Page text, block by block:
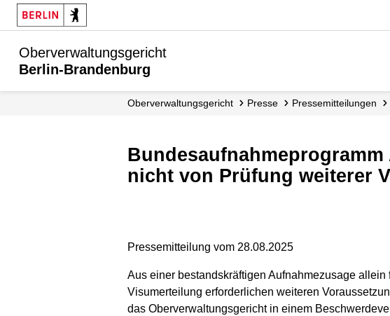
Oberverwaltungsgericht
Berlin-Brandenburg
Ober­verwaltungs­gericht Presse Presse­mitteilungen
Bundesaufnahmeprogramm Afghanistan: Aufnahmezusage entbindet
nicht von Prüfung weiterer
Pressemitteilung vom 28.08.2025
Aus einer bestandskräftigen Aufnahmezusage
Visumerteilung erforderlichen weiteren
das Oberverwaltungsgericht in einem